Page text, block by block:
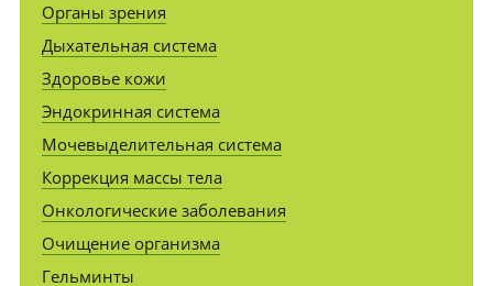
Органы зрения
Дыхательная система
Здоровье кожи
Эндокринная система
Мочевыделительная система
Коррекция массы тела
Онкологические заболевания
Очищение организма
Гельминты